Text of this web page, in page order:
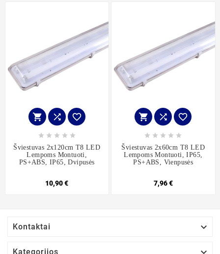
  
    
Šviestuvas 2x120cm T8 LED
Lempoms Montuoti,
PS+ABS, IP65, Dvipusės
10,90 €
  
    
Šviestuvas 2x60cm T8 LED
Lempoms Montuoti, IP65,
PS+ABS, Vienpusės
7,96 €
Kontaktai 
Kategorijos